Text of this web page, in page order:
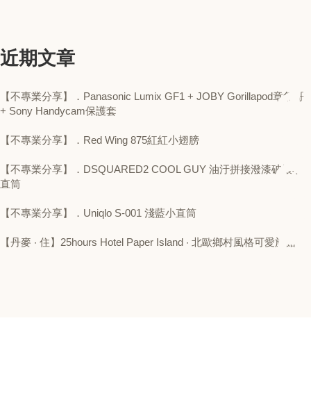
近期文章
【不專業分享】．Panasonic Lumix GF1 + JOBY Gorillapod章魚哥
+ Sony Handycam保護套
【不專業分享】．Red Wing 875紅紅小翅膀
【不專業分享】．DSQUARED2 COOL GUY 油汙拼接潑漆破壞小
直筒
【不專業分享】．Uniqlo S-001 淺藍小直筒
【丹麥 ‧ 住】25hours Hotel Paper Island ‧ 北歐鄉村風格可愛旅館